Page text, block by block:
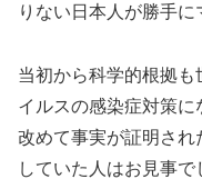
りない日本人が勝手に
当初から科学的根拠
イルスの感染症対策に
改めて事実が証明さ
していた人はお見事で